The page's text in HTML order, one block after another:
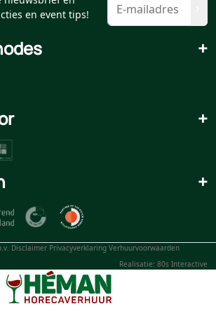
en event tips!
+
+
+
Disclaimer Privacyverklaring Verhuurvoorwaarden
Realisatie: 80s Interactive